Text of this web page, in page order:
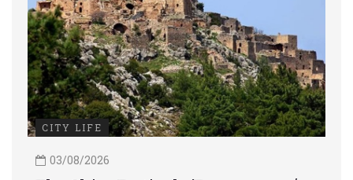
CITY LIFE
03/08/2026